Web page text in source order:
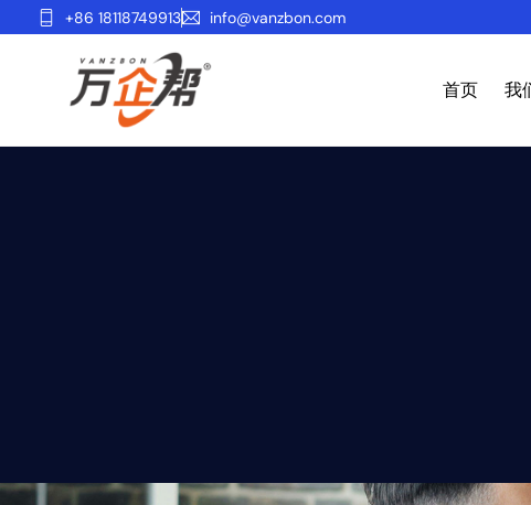
+86 18118749913 info@vanzbon.com
首页 我